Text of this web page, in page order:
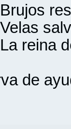
reina
de